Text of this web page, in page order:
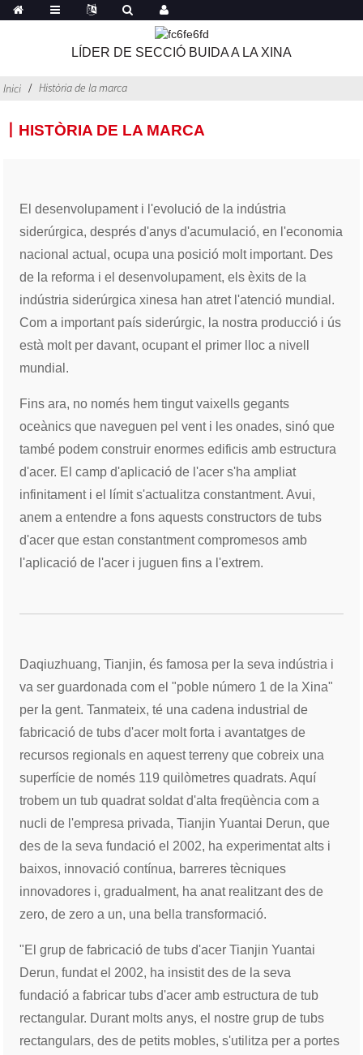
LÍDER DE SECCIÓ BUIDA A LA XINA
Inici Història de la marca
丨HISTÒRIA DE LA MARCA
El desenvolupament i l'evolució de la indústria
siderúrgica, després d'anys d'acumulació, en l'economia
nacional actual, ocupa una posició molt important. Des
de la reforma i el desenvolupament, els èxits de la
indústria siderúrgica xinesa han atret l'atenció mundial.
Com a important país siderúrgic, la nostra producció i ús
està molt per davant, ocupant el primer lloc a nivell
mundial.
Fins ara, no només hem tingut vaixells gegants
oceànics que naveguen pel vent i les onades, sinó que
també podem construir enormes edificis amb estructura
d'acer. El camp d'aplicació de l'acer s'ha ampliat
infinitament i el límit s'actualitza constantment. Avui,
anem a entendre a fons aquests constructors de tubs
d'acer que estan constantment compromesos amb
l'aplicació de l'acer i juguen fins a l'extrem.
Daqiuzhuang, Tianjin, és famosa per la seva indústria i
va ser guardonada com el "poble número 1 de la Xina"
per la gent. Tanmateix, té una cadena industrial de
fabricació de tubs d'acer molt forta i avantatges de
recursos regionals en aquest terreny que cobreix una
superfície de només 119 quilòmetres quadrats. Aquí
trobem un tub quadrat soldat d'alta freqüència com a
nucli de l'empresa privada, Tianjin Yuantai Derun, que
des de la seva fundació el 2002, ha experimentat alts i
baixos, innovació contínua, barreres tècniques
innovadores i, gradualment, ha anat realitzant des de
zero, de zero a un, una bella transformació.
"El grup de fabricació de tubs d'acer Tianjin Yuantai
Derun, fundat el 2002, ha insistit des de la seva
fundació a fabricar tubs d'acer amb estructura de tub
rectangular. Durant molts anys, el nostre grup de tubs
rectangulars, des de petits mobles, s'utilitza per a portes